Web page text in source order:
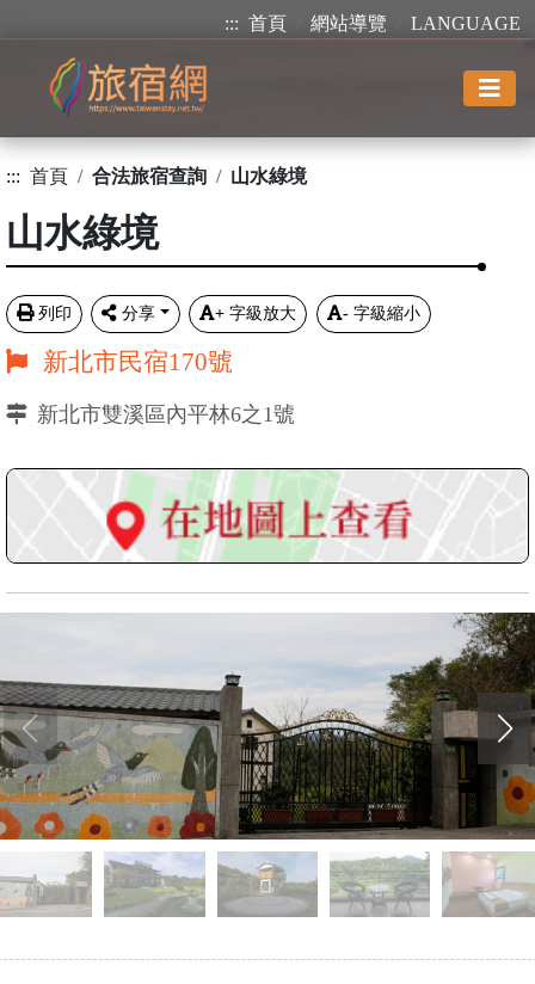
::: 首頁 網站導覽 LANGUAGE
::: 首頁 合法旅宿查詢 山水綠境
山水綠境
列印 分享 + 字級放大 - 字級縮小
新北市民宿170號
新北市雙溪區內平林6之1號